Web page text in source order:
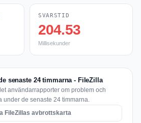
SVARSTID
204.53
Millisekunder
senaste 24 timmarna - FileZilla
användarrapporter om problem och
under de senaste 24 timmarna.
FileZillas avbrottskarta